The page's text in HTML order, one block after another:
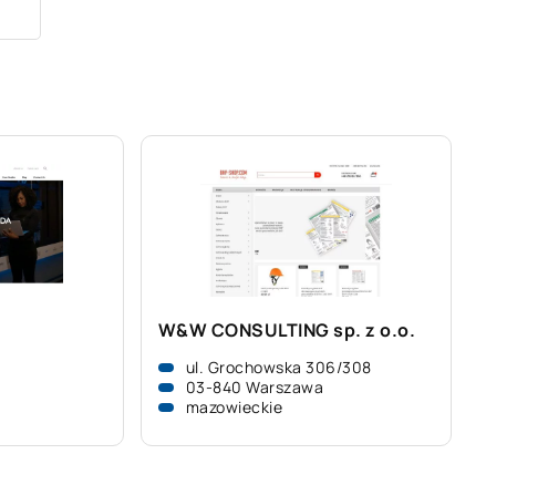
W&W CONSULTING sp. z o.o.
ul. Grochowska 306/308
03-840 Warszawa
mazowieckie